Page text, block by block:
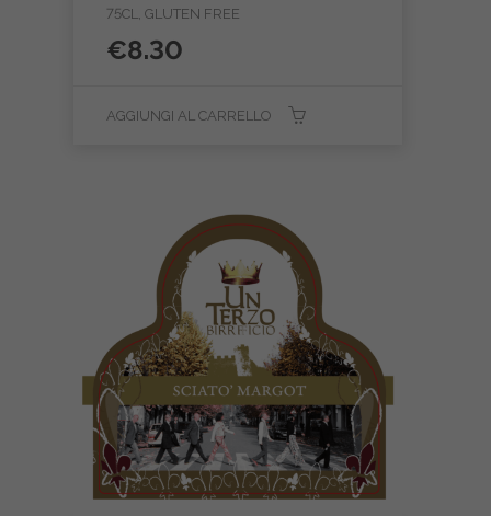
75CL, GLUTEN FREE
€8.30
AGGIUNGI AL CARRELLO